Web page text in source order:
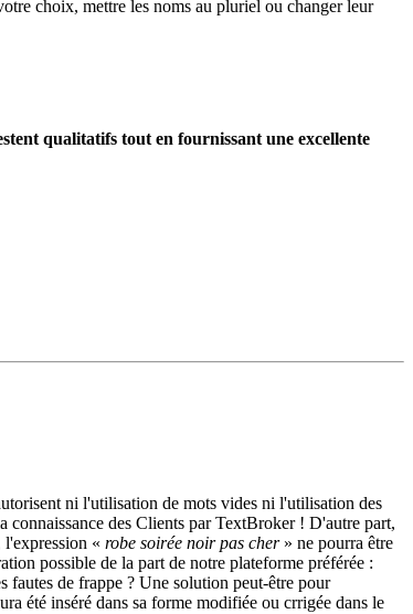
choix, mettre les noms au pluriel ou changer leur
qualitatifs tout en fournissant une excellente
ni l'utilisation de mots vides ni l'utilisation des
connaissance des Clients par TextBroker ! D'autre part,
« robe soirée noir pas cher» ne pourra être
possible de la part de notre plateforme préférée :
fautes de frappe ? Une solution peut-être pour
été inséré dans sa forme modifiée ou crrigée dans le